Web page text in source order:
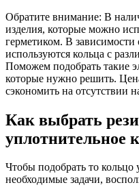
Обратите внимание: В
изделия, которые можно
герметиком. В зависимости
используются кольца с
Поможем подобрать такие
которые нужно решить.
сэкономить на отсутствии
Как выбрать
уплотнительное
Чтобы подобрать то
необходимые задачи,